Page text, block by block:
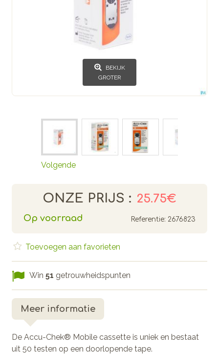
BEKIJK
GROTER
Volgende
ONZE PRIJS : 25.75€
Op voorraad Referentie: 2676823
Toevoegen aan favorieten
Win 51 getrouwheidspunten
Meer informatie
De Accu-Chek® Mobile cassette is uniek en bestaat
uit 50 testen op een doorlopende tape.